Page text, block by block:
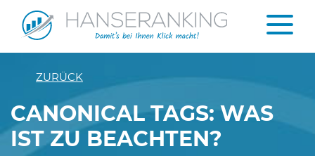
ZURÜCK
CANONICAL TAGS: WAS
IST ZU BEACHTEN?